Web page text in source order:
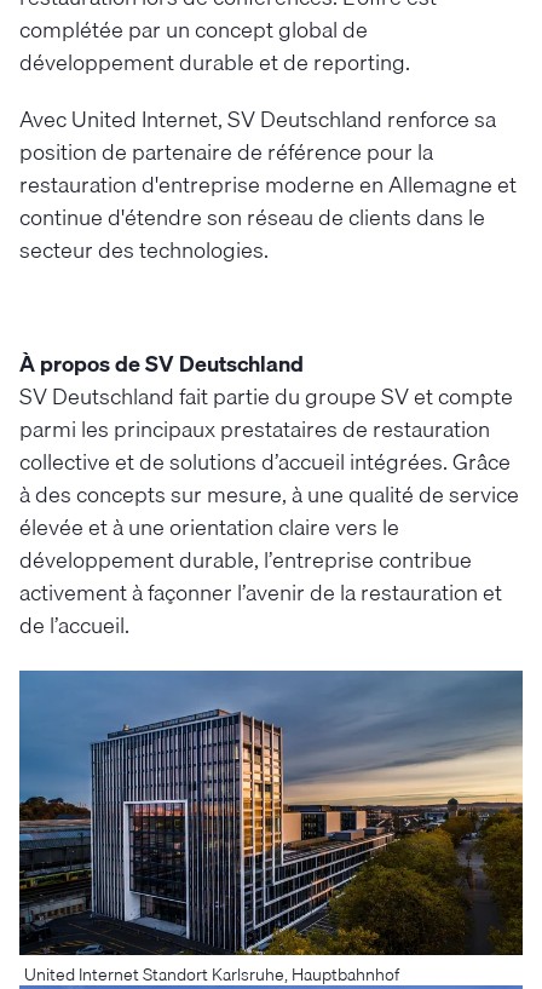
complétée par un concept global de
développement durable et de reporting.
Avec United Internet, SV Deutschland renforce sa
position de partenaire de référence pour la
restauration d'entreprise moderne en Allemagne et
continue d'étendre son réseau de clients dans le
secteur des technologies.
À propos de SV Deutschland
SV Deutschland fait partie du groupe SV et compte
parmi les principaux prestataires de restauration
collective et de solutions d’accueil intégrées. Grâce
à des concepts sur mesure, à une qualité de service
élevée et à une orientation claire vers le
développement durable, l’entreprise contribue
activement à façonner l’avenir de la restauration et
de l’accueil.
United Internet Standort Karlsruhe, Hauptbahnhof